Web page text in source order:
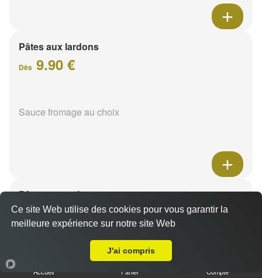
Pâtes aux lardons
Dès 9.90 €
Sauce fromage au choix
Pâtes au poulet
Dès9.90 €
Sauce fromage au choix
Accueil Panier Compte
Ce site Web utilise des cookies pour vous garantir la
meilleure expérience sur notre site Web
J'ai compris